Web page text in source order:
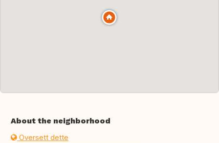
About the neighborhood
Oversett dette